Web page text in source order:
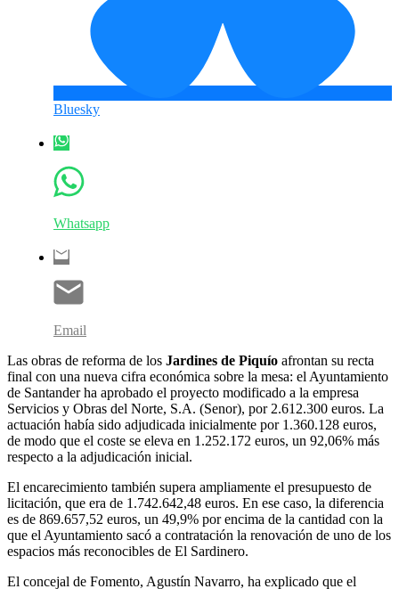
Bluesky
Whatsapp
Email
Las obras de reforma de los Jardines de Piquío afrontan su recta
final con una nueva cifra económica sobre la mesa: el Ayuntamiento
de Santander ha aprobado el proyecto modificado a la empresa
Servicios y Obras del Norte, S.A. (Senor), por 2.612.300 euros. La
actuación había sido adjudicada inicialmente por 1.360.128 euros,
de modo que el coste se eleva en 1.252.172 euros, un 92,06% más
respecto a la adjudicación inicial.
El encarecimiento también supera ampliamente el presupuesto de
licitación, que era de 1.742.642,48 euros. En ese caso, la diferencia
es de 869.657,52 euros, un 49,9% por encima de la cantidad con la
que el Ayuntamiento sacó a contratación la renovación de uno de los
espacios más reconocibles de El Sardinero.
El concejal de Fomento, Agustín Navarro, ha explicado que el